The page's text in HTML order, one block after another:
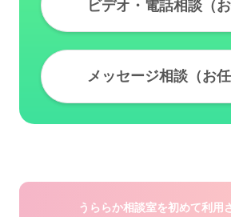
ビデオ・電話相談（お
メッセージ相談（お任
うららか相談室を初めて利用